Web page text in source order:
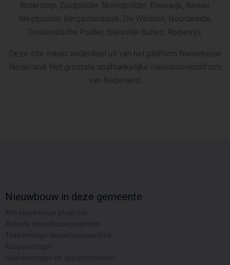
Boterdorp, Zuidpolder, Noordpolder, Bleiswijk, Berkel,
Westpolder, Bergschenhoek, De Wadden, Noordeinde,
Oosteindsche Polder, Bleiswijk Buiten, Rodenrijs.
Deze site maakt onderdeel uit van het platform Nieuwbouw
Nederland. Het grootste onafhankelijke nieuwbouwplatform
van Nederland.
Nieuwbouw in deze gemeente